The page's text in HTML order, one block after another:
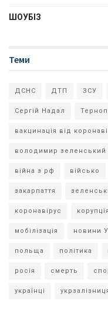
ШОУБІЗ
Теми
ДСНС ДТП ЗСУ
Сергій Надал
вакцинація від
володимир зеленський
війна з рф військо
закарпаття
коронавірус корупція
мобілізація новини
польща політика
росія смерть
українці